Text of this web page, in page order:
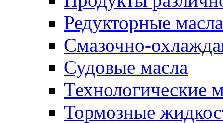
Редукторные масла
Смазочно-
Судовые масла
Технологические
Тормозные